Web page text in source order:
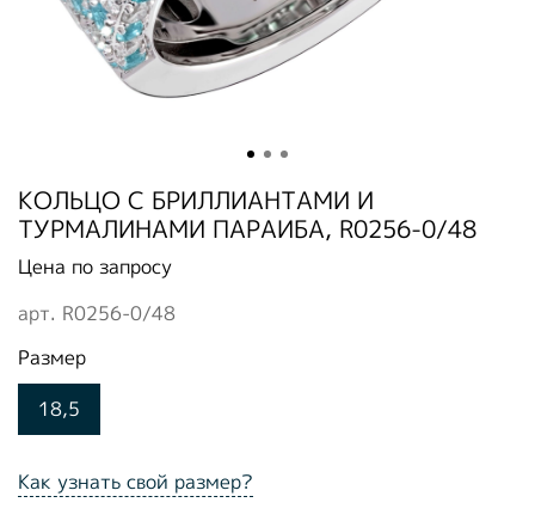
арт. R0256-0/48
КОЛЬЦО С БРИЛЛИАНТАМИ И
ТУРМАЛИНАМИ ПАРАИБА, R0256-0/48
Цена по запросу
Как узнать свой размер?
Размер
18,5